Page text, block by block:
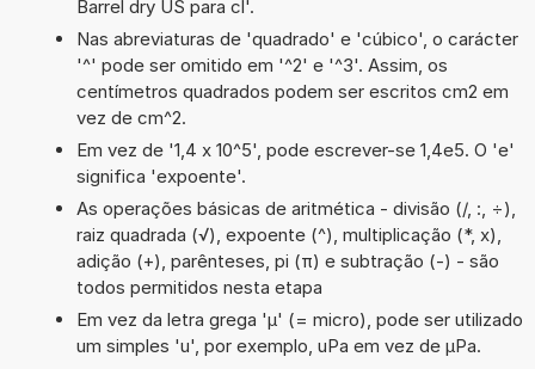
Barrel dry US para cl'.
Nas abreviaturas de 'quadrado' e 'cúbico', o carácter
'^' pode ser omitido em '^2' e '^3'. Assim, os
centímetros quadrados podem ser escritos cm2 em
vez de cm^2.
Em vez de '1,4 x 10^5', pode escrever-se 1,4e5. O 'e'
significa 'expoente'.
As operações básicas de aritmética - divisão (/, :, ÷),
raiz quadrada (√), expoente (^), multiplicação (*, x),
adição (+), parênteses, pi (π) e subtração (-) - são
todos permitidos nesta etapa
Em vez da letra grega 'µ' (= micro), pode ser utilizado
um simples 'u', por exemplo, uPa em vez de µPa.